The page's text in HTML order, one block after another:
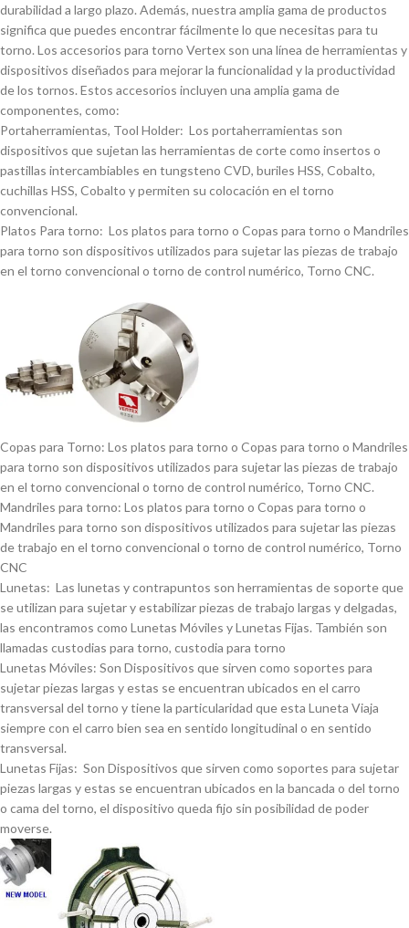
durabilidad a largo plazo. Además, nuestra amplia gama de productos
significa que puedes encontrar fácilmente lo que necesitas para tu
torno. Los accesorios para torno Vertex son una lí­nea de herramientas y
dispositivos diseñados para mejorar la funcionalidad y la productividad
de los tornos. Estos accesorios incluyen una amplia gama de
componentes, como:
Portaherramientas, Tool Holder: Los portaherramientas son
dispositivos que sujetan las herramientas de corte como insertos o
pastillas intercambiables en tungsteno CVD, buriles HSS, Cobalto,
cuchillas HSS, Cobalto y permiten su colocación en el torno
convencional.
Platos Para torno: Los platos para torno o Copas para torno o Mandriles
para torno son dispositivos utilizados para sujetar las piezas de trabajo
en el torno convencional o torno de control numérico, Torno CNC.
Copas para Torno: Los platos para torno o Copas para torno o Mandriles
para torno son dispositivos utilizados para sujetar las piezas de trabajo
en el torno convencional o torno de control numérico, Torno CNC.
Mandriles para torno: Los platos para torno o Copas para torno o
Mandriles para torno son dispositivos utilizados para sujetar las piezas
de trabajo en el torno convencional o torno de control numérico, Torno
CNC
Lunetas: Las lunetas y contrapuntos son herramientas de soporte que
se utilizan para sujetar y estabilizar piezas de trabajo largas y delgadas,
las encontramos como Lunetas Móviles y Lunetas Fijas. También son
llamadas custodias para torno, custodia para torno
Lunetas Móviles: Son Dispositivos que sirven como soportes para
sujetar piezas largas y estas se encuentran ubicados en el carro
transversal del torno y tiene la particularidad que esta Luneta Viaja
siempre con el carro bien sea en sentido longitudinal o en sentido
transversal.
Lunetas Fijas: Son Dispositivos que sirven como soportes para sujetar
piezas largas y estas se encuentran ubicados en la bancada o del torno
o cama del torno, el dispositivo queda fijo sin posibilidad de poder
moverse.